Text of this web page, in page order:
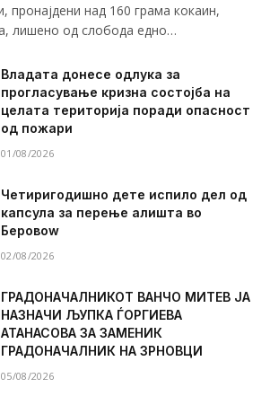
пронајдени над 160 грама кокаин,
лишено од слобода едно…
Владата донесе одлука за
прогласување кризна состојба на
целата територија поради опасност
од пожари
01/08/2026
Четиригодишно дете испило дел од
капсула за перење алишта во
Беровоw
02/08/2026
ГРАДОНАЧАЛНИКОТ ВАНЧО МИТЕВ ЈА
НАЗНАЧИ ЉУПКА ЃОРГИЕВА
АТАНАСОВА ЗА ЗАМЕНИК
ГРАДОНАЧАЛНИК НА ЗРНОВЦИ
05/08/2026